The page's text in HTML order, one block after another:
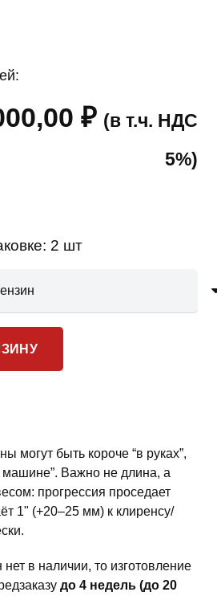
₽ (в т.ч. НДС
5%)
2 шт
могут быть короче “в руках”,
Важно не длина, а
прогрессия проседает
1" (+20–25 мм) к клиренсу/
в наличии, то изготовление
до 4 недель (до 20